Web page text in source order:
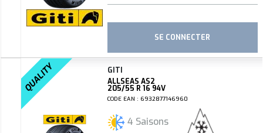
SE CONNECTER
QUALITY
GITI
ALLSEAS AS2
205/55 R 16 94V
CODE EAN : 6932877146960
4 Saisons